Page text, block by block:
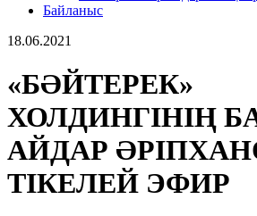
Байланыс
18.06.2021
«БӘЙТЕРЕК»
ХОЛДИНГІНІҢ
АЙДАР
ТІКЕЛЕЙ ЭФИР